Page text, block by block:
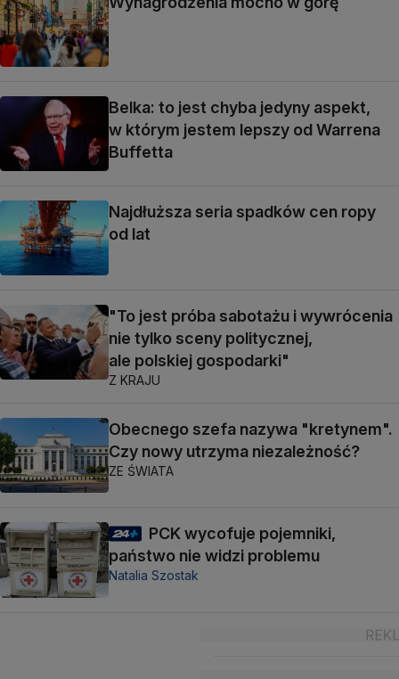
Belka: to jest chyba jedyny aspekt,
w którym jestem lepszy od Warrena
Buffetta
Najdłuższa seria spadków cen ropy
od lat
"To jest próba sabotażu i wywrócenia
nie tylko sceny politycznej,
ale polskiej gospodarki"
Z KRAJU
Obecnego szefa nazywa "kretynem".
Czy nowy utrzyma niezależność?
ZE ŚWIATA
PCK wycofuje pojemniki,
państwo nie widzi problemu
Natalia Szostak